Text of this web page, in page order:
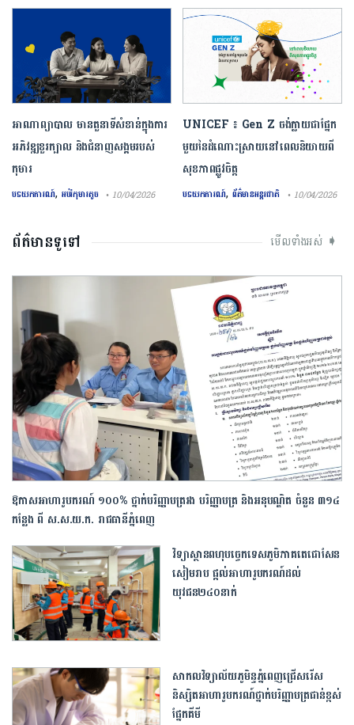
អាណាព្យាបាល មានតួនាទីសំខាន់ក្នុងការ
អភិវឌ្ឍខួរក្បាល និងជំនាញសង្គមរបស់
កុមារ
បទយកការណ៍, អប់រំកុមារតូច • 10/04/2026
UNICEF ៖ Gen Z ចង់ក្លាយ​ជា​ផ្នែក​
មួយ​នៃ​ដំណោះស្រាយ​នៅ​ពេល​និយាយ​ពី
សុខភាព​ផ្លូវចិត្ត
បទយកការណ៍, ព័ត៌មានអន្តរជាតិ • 10/04/2026
ព័ត៌មានទូទៅ មើលទាំងអស់ ➧
ឱ​កាស​អាហារូបករណ៍​ ​១០០​% ​ថ្នាក់​បរិញ្ញាបត្រ​រង​ បរិញ្ញាបត្រ ​និង​អនុបណ្ឌិត​ ​ចំនួន​ ​៣១៤​
កន្លែង​ ពី​ ស​.ស​.យ​.ក​. ​រាជធានី​ភ្នំពេញ​
វិទ្យាស្ថានពហុបច្ចេកទេសភូមិភាគ​តេជោសែន
សៀមរាប ផ្តល់អាហារូបករណ៍ដល់
យុវជន២៤០នាក់
សាកលវិទ្យាល័យភូមិន្ទភ្នំពេញជ្រើសរើស
និស្សិត​អាហារូបករណ៍ថ្នាក់បរិញ្ញាបត្រជាន់ខ្ពស់
ផ្នែកគីមី